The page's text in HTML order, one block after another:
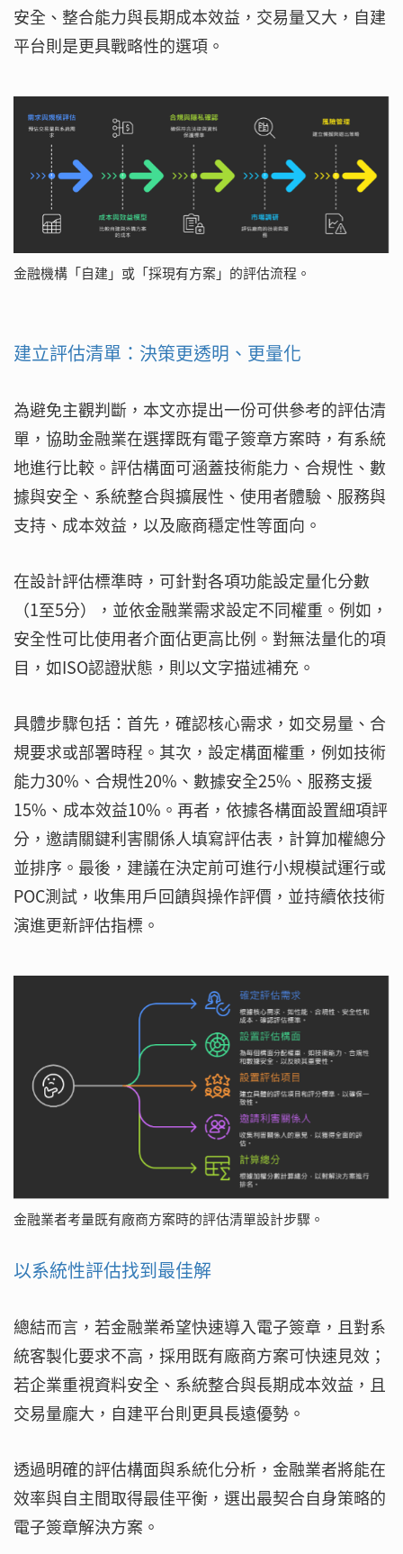
安全、整合能力與長期成本效益，交易量又大，自建
平台則是更具戰略性的選項。
金融機構「自建」或「採現有方案」的評估流程。
建立評估清單：決策更透明、更量化
為避免主觀判斷，本文亦提出一份可供參考的評估清
單，協助金融業在選擇既有電子簽章方案時，有系統
地進行比較。評估構面可涵蓋技術能力、合規性、數
據與安全、系統整合與擴展性、使用者體驗、服務與
支持、成本效益，以及廠商穩定性等面向。
在設計評估標準時，可針對各項功能設定量化分數
（1至5分），並依金融業需求設定不同權重。例如，
安全性可比使用者介面佔更高比例。對無法量化的項
目，如ISO認證狀態，則以文字描述補充。
具體步驟包括：首先，確認核心需求，如交易量、合
規要求或部署時程。其次，設定構面權重，例如技術
能力30%、合規性20%、數據安全25%、服務支援
15%、成本效益10%。再者，依據各構面設置細項評
分，邀請關鍵利害關係人填寫評估表，計算加權總分
並排序。最後，建議在決定前可進行小規模試運行或
POC測試，收集用戶回饋與操作評價，並持續依技術
演進更新評估指標。
金融業者考量既有廠商方案時的評估清單設計步驟。
以系統性評估找到最佳解
總結而言，若金融業希望快速導入電子簽章，且對系
統客製化要求不高，採用既有廠商方案可快速見效；
若企業重視資料安全、系統整合與長期成本效益，且
交易量龐大，自建平台則更具長遠優勢。
透過明確的評估構面與系統化分析，金融業者將能在
效率與自主間取得最佳平衡，選出最契合自身策略的
電子簽章解決方案。